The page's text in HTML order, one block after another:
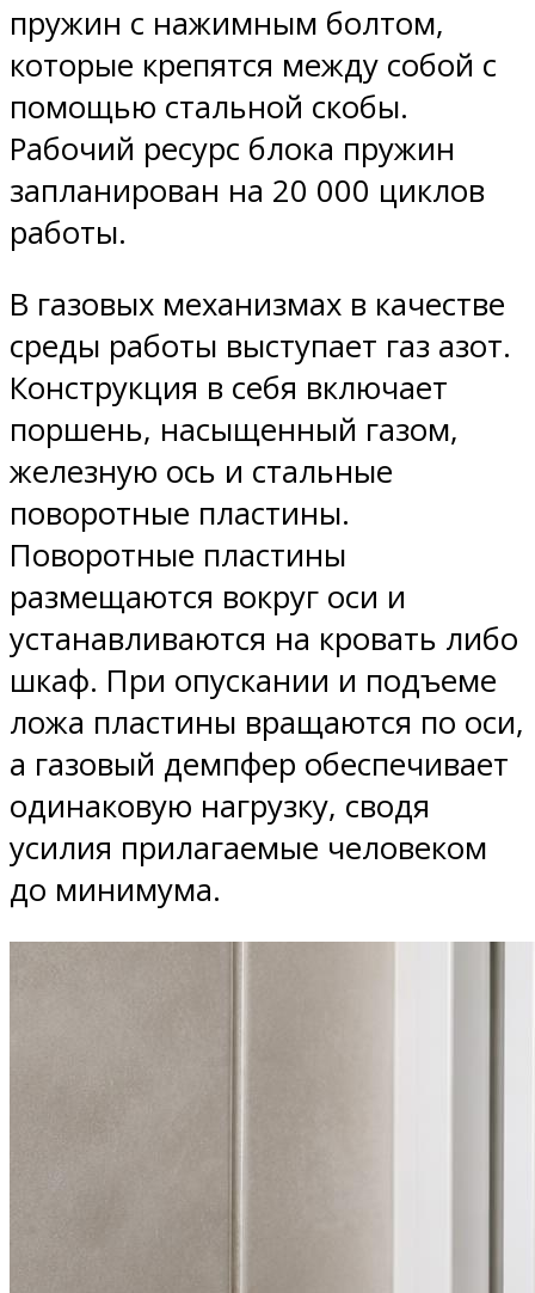
пружин с нажимным болтом,
которые крепятся между собой с
помощью стальной скобы.
Рабочий ресурс блока пружин
запланирован на 20 000 циклов
работы.
В газовых механизмах в качестве
среды работы выступает газ азот.
Конструкция в себя включает
поршень, насыщенный газом,
железную ось и стальные
поворотные пластины.
Поворотные пластины
размещаются вокруг оси и
устанавливаются на кровать либо
шкаф. При опускании и подъеме
ложа пластины вращаются по оси,
а газовый демпфер обеспечивает
одинаковую нагрузку, сводя
усилия прилагаемые человеком
до минимума.